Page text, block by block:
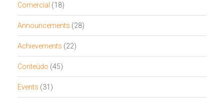
Comercial (18)
Announcements (28)
Achievements (22)
Conteúdo (45)
Events (31)